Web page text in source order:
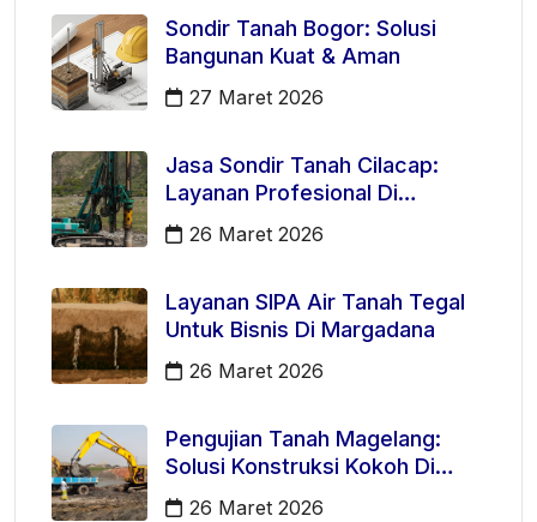
Sondir Tanah Bogor: Solusi
Bangunan Kuat & Aman
27 Maret 2026
Jasa Sondir Tanah Cilacap:
Layanan Profesional Di
Kecamatan Majenang
26 Maret 2026
Layanan SIPA Air Tanah Tegal
Untuk Bisnis Di Margadana
26 Maret 2026
Pengujian Tanah Magelang:
Solusi Konstruksi Kokoh Di
Mertoyudan
26 Maret 2026